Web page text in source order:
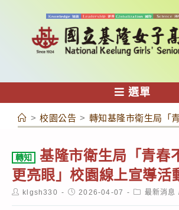
容
選單
> 校園公告 > 轉知基隆市衛生局「
轉知
基隆市衛生局「青春
更亮眼」校園線上宣導活
Postklgsh330
Post2026-04-07
Post最新消息